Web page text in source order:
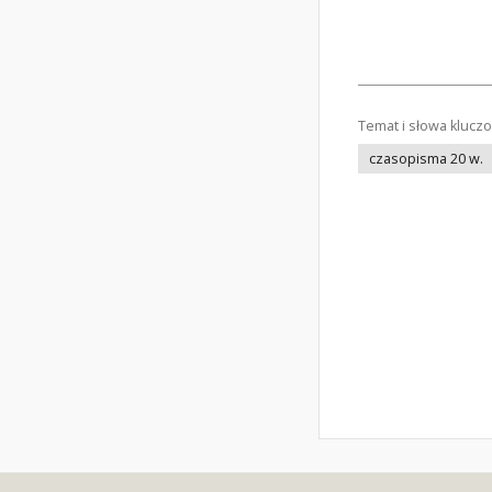
Temat i słowa
czasopisma 20 w.